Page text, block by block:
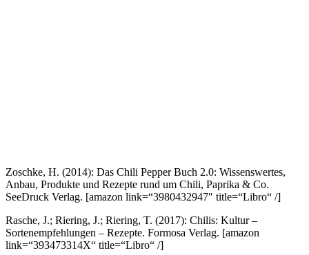
Zoschke, H. (2014): Das Chili Pepper Buch 2.0: Wissenswertes,
Anbau, Produkte und Rezepte rund um Chili, Paprika & Co.
SeeDruck Verlag. [amazon link=“3980432947″ title=“Libro“ /]
Rasche, J.; Riering, J.; Riering, T. (2017): Chilis: Kultur –
Sortenempfehlungen – Rezepte. Formosa Verlag. [amazon
link=“393473314X“ title=“Libro“ /]